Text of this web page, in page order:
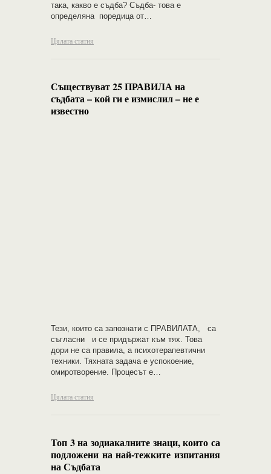
така, какво е съдба? Съдба- това е
определяна поредица от…
Цялата статия
Съществуват 25 ПРАВИЛА на
съдбата – кой ги е измислил – не е
известно
Тези, които са запознати с ПРАВИЛАТА, са
съгласни и се придържат към тях. Това
дори не са правила, а психотерапевтични
техники. Тяхната задача е успокоение,
омиротворение. Процесът е…
Цялата статия
Топ 3 на зодиакалните знаци, които са
подложени на най-тежките изпитания
на Съдбата